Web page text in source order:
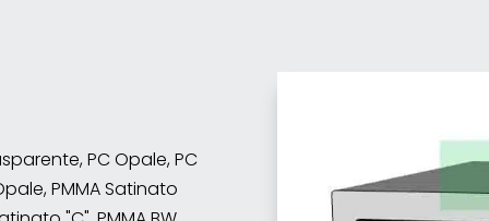
PC Opale, PC
PMMA Satinato